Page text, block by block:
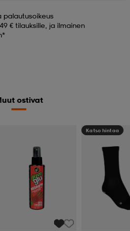
palautusoikeus
€ tilauksille, ja ilmainen
ostivat
Katso hintaa